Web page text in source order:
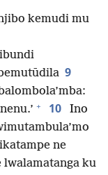
kemudi mu
9
+ 10
Ino
ne
lwalamatanga ku